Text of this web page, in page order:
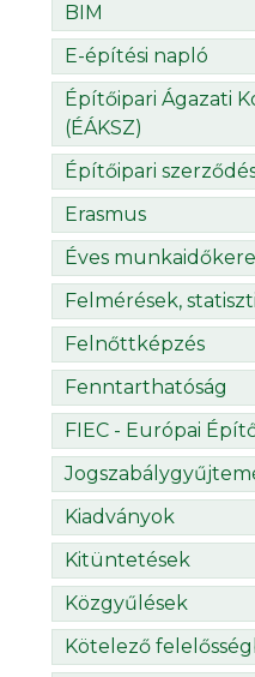
BIM
E-építési napló
Építőipari Ágazati
(ÉÁKSZ)
Építőipari
Erasmus
Éves
Felmérések,
Felnőttképzés
Fenntarthatóság
FIEC - Európai
Kiadványok
Kitüntetések
Közgyűlések
Kötelező